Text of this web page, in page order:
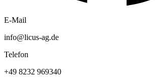
E-Mail
info@licus-ag.de
Telefon
+49 8232 969340